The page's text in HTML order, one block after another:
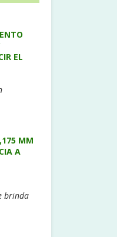
EL
MM
A
brinda